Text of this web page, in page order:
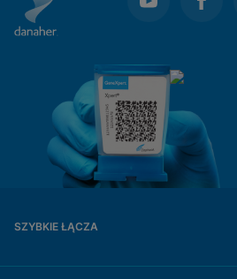
SZYBKIE ŁĄCZA